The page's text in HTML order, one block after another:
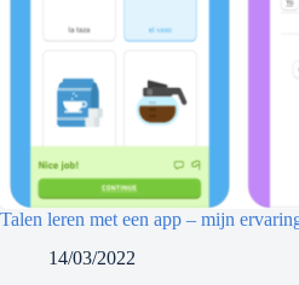
Talen leren met een app – mijn
14/03/2022